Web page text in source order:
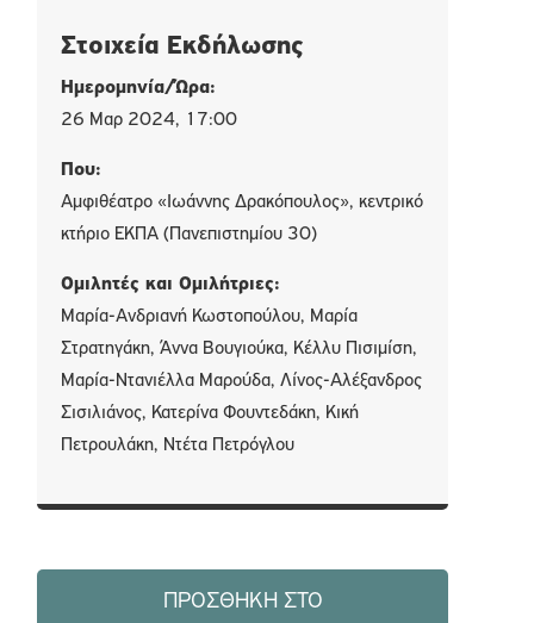
Στοιχεία Εκδήλωσης
Ημερομηνία/Ώρα:
26 Μαρ 2024, 17:00
Που:
Αμφιθέατρο «Ιωάννης Δρακόπουλος», κεντρικό
κτήριο ΕΚΠΑ (Πανεπιστημίου 30)
Ομιλητές και Ομιλήτριες:
Μαρία-Ανδριανή Κωστοπούλου, Μαρία
Στρατηγάκη, Άννα Βουγιούκα, Κέλλυ Πισιμίση,
Μαρία-Ντανιέλλα Μαρούδα, Λίνος-Αλέξανδρος
Σισιλιάνος, Κατερίνα Φουντεδάκη, Κική
Πετρουλάκη, Ντέτα Πετρόγλου
ΠΡΟΣΘΉΚΗ ΣΤΟ